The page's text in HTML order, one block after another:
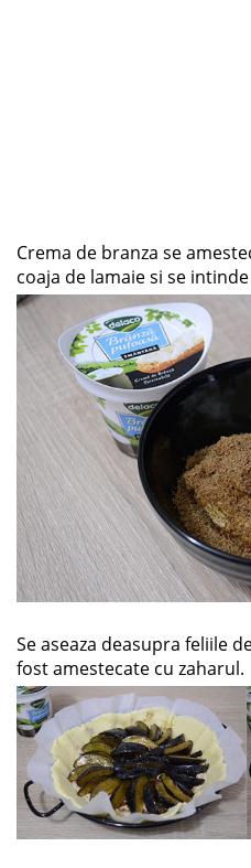
Crema de branza se
coaja de lamaie si se
Se aseaza deasupra feliile
fost amestecate cu zaharul.